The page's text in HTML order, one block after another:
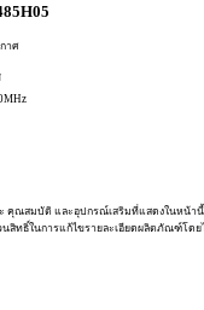
กาศ
ณสมบัติ และอุปกรณ์เสริมที่แสดงในหน้านี้
นสิทธิ์ในการแก้ไขรายละเอียดผลิตภัณฑ์โดย